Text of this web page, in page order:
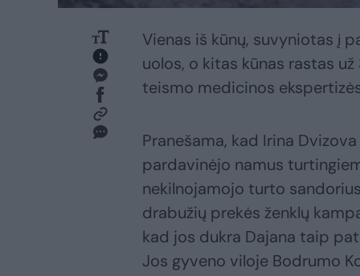
Vienas iš kūnų, suvyniotas į
uolos, o kitas kūnas rastas
teismo medicinos
Pranešama, kad Irina
pardavinėjo namus
nekilnojamojo turto
drabužių prekės ženklų
kad jos dukra Dajana taip
Jos gyveno viloje Bodrumo